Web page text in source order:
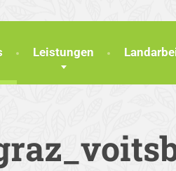
Leistungen